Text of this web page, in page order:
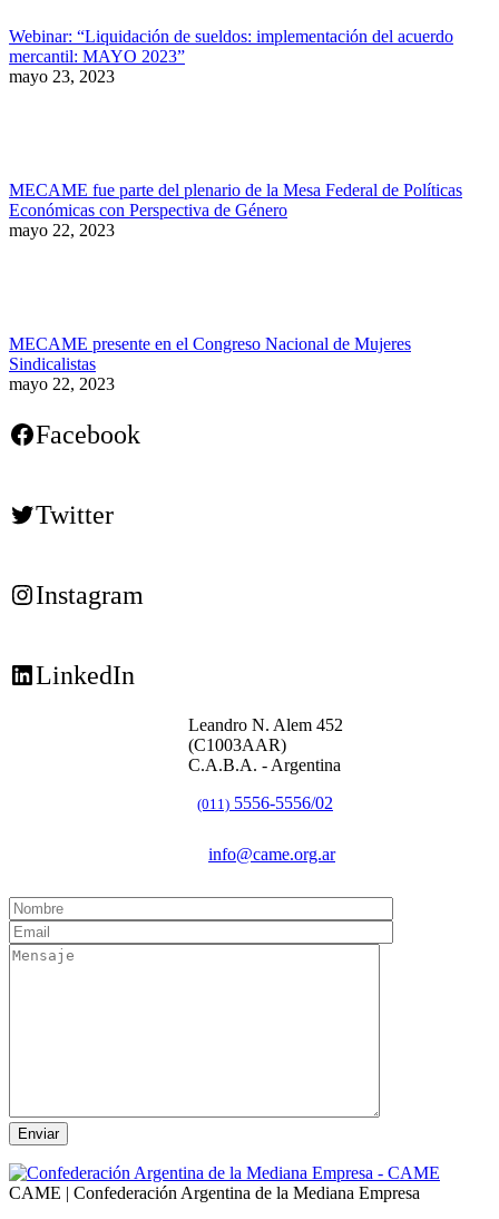
Webinar: “Liquidación de sueldos: implementación del acuerdo
mercantil: MAYO 2023”
mayo 23, 2023
MECAME fue parte del plenario de la Mesa Federal de Políticas
Económicas con Perspectiva de Género
mayo 22, 2023
MECAME presente en el Congreso Nacional de Mujeres
Sindicalistas
mayo 22, 2023
Facebook
Twitter
Instagram
LinkedIn
Leandro N. Alem 452
(C1003AAR)
C.A.B.A. - Argentina
(011) 5556-5556/02
info@came.org.ar
CAME | Confederación Argentina de la Mediana Empresa